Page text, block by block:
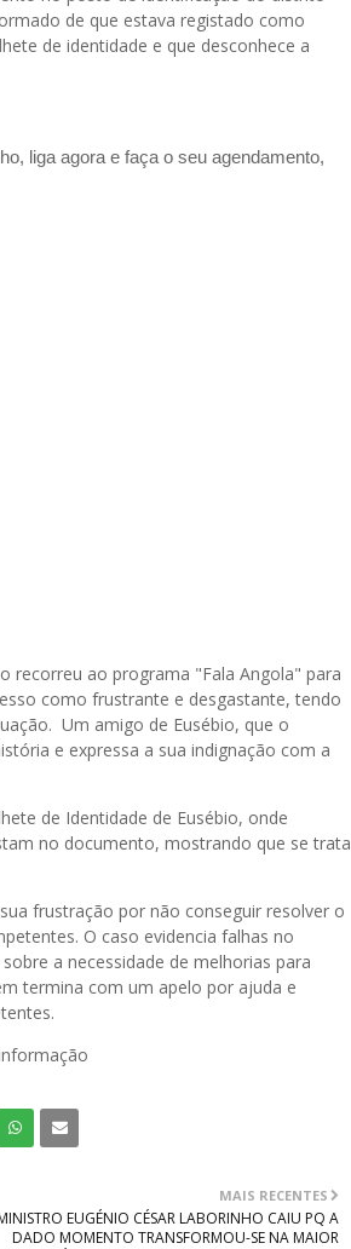
de que estava registado como
de identidade e que desconhece a
liga agora e faça o seu agendamento,
recorreu ao programa "Fala Angola" para
como frustrante e desgastante, tendo
Um amigo de Eusébio, que o
e expressa a sua indignação com a
de Identidade de Eusébio, onde
no documento, mostrando que se trata
frustração por não conseguir resolver o
O caso evidencia falhas no
a necessidade de melhorias para
termina com um apelo por ajuda e
MAIS RECENTES
EUGÉNIO CÉSAR LABORINHO CAIU PQ A
DADO MOMENTO TRANSFORMOU-SE NA MAIOR